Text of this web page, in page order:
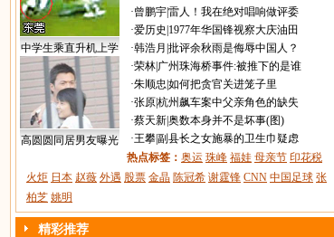
中学生乘直升机上学
高圆圆同居男友曝光
·曾鹏宇|雷人！我在绝对唱响做评委
·爱历史 1977年华国锋视察大庆油田
·韩浩月 批评余秋雨是侮辱中国人？
·荣林| 广州珠海桥事件:被推下的是谁
·朱顺忠 如何把贪官关进笼子里
·张原|杭州飙车案中父亲角色的缺失
·蔡天新|奥数本身并不是坏事(图)
·王攀|副县长之女施暴的卫生巾疑虑
热点标签： 奥运 珠峰 福娃 母亲节 印花税
火炬 日本 赵薇 外遇 股票 金晶 陈冠希 谢霆锋 CNN 中国足球 张
柏芝 姚明
精彩推荐